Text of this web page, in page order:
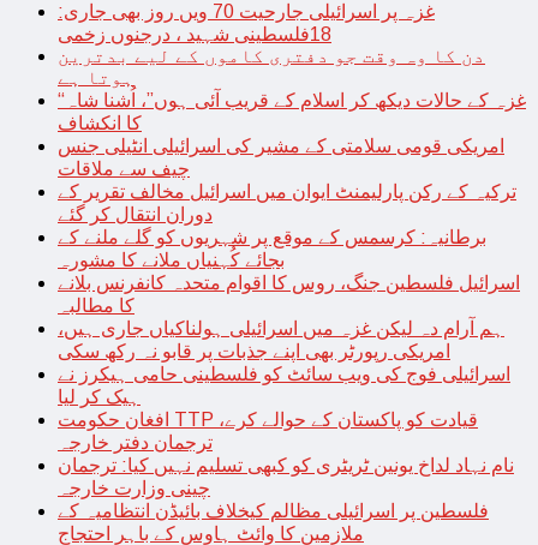
غزہ پر اسرائیلی جارحیت 70 ویں روز بھی جاری:
18فلسطینی شہید ، درجنوں زخمی
دن کا وہ وقت جو دفتری کاموں کے لیے بدترین
ہوتا ہے
“غزہ کے حالات دیکھ کر اسلام کے قریب آئی ہوں”، اُشنا شاہ
کا انکشاف
امریکی قومی سلامتی کے مشیر کی اسرائیلی انٹیلی جنس
چیف سے ملاقات
ترکیہ کے رکن پارلیمنٹ ایوان میں اسرائیل مخالف تقریر کے
دوران انتقال کر گئے
برطانیہ: کرسمس کے موقع پر شہریوں کو گلے ملنے کے
بجائے کُہنیاں ملانے کا مشورہ
اسرائیل فلسطین جنگ، روس کا اقوام متحدہ کانفرنس بلانے
کا مطالبہ
ہم آرام دہ لیکن غزہ میں اسرائیلی ہولناکیاں جاری ہیں،
امریکی رپورٹر بھی اپنے جذبات پر قابو نہ رکھ سکی
اسرائیلی فوج کی ویب سائٹ کو فلسطینی حامی ہیکرز نے
ہیک کر لیا
افغان حکومت TTP قیادت کو پاکستان کے حوالے کرے،
ترجمان دفتر خارجہ
نام نہاد لداخ یونین ٹریٹری کو کبھی تسلیم نہیں کیا: ترجمان
چینی وزارت خارجہ
فلسطین پر اسرائیلی مظالم کیخلاف بائیڈن انتظامیہ کے
ملازمین کا وائٹ ہاوس کے باہر احتجاج